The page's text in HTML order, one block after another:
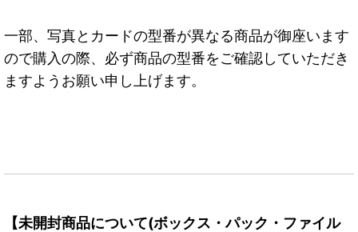
一部、写真とカードの型番が異なる商品が御座います
ので購入の際、必ず商品の型番をご確認していただき
ますようお願い申し上げます。
【未開封商品について(ボックス・パック・ファイル